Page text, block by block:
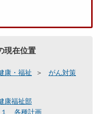
現在位置
康・福祉
がん対策
康福祉部
１ 各種計画